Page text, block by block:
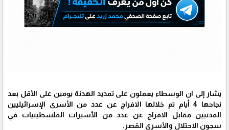
يشار إلى ان الوسطاء يعملون على تمديد الهدنة يومين على الأقل بعد
نجاحها 4 أيام تم خلالها الافراج عن عدد من الأسرى الإسرائيليين
المدنيين مقابل الافراج عن عدد من الأسيرات الفلسطينيات في
سجون الاحتلال والأسرى القصر.